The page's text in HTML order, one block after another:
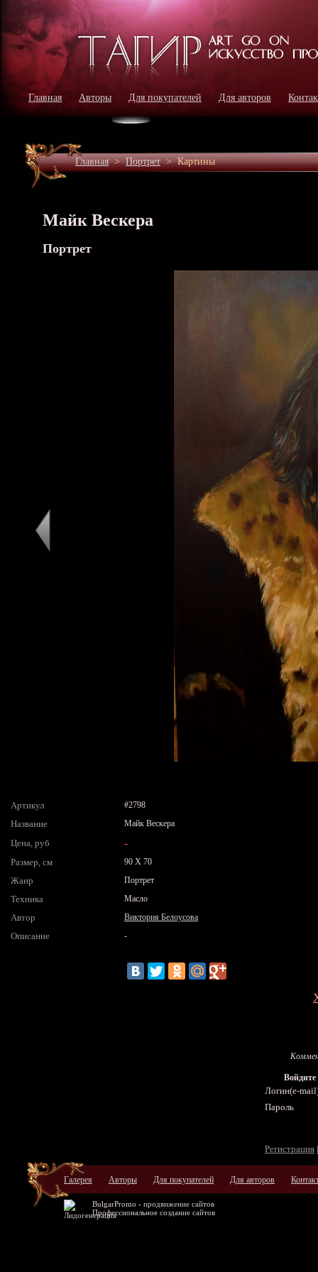
Главная Авторы Для покупателей Для авторов
Главная>Портрет>Картины
Майк Вескера
Портрет
Артикул #2798
Название Майк Вескера
Цена, руб -
Размер, см 90 X 70
Жанр Портрет
Техника Масло
Автор Виктория Белоусова
Описание -
Логин(e-
Пароль
Регистрация
Галерея Авторы Для покупателей Для авторов
BulgarPromo - продвижение сайтов
Профессиональное создание сайтов